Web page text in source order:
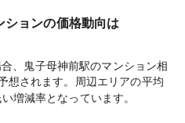
ションの価格動向は
、 鬼子母神前駅のマンション相
想されます。周辺エリアの平均
い増減率となっています。